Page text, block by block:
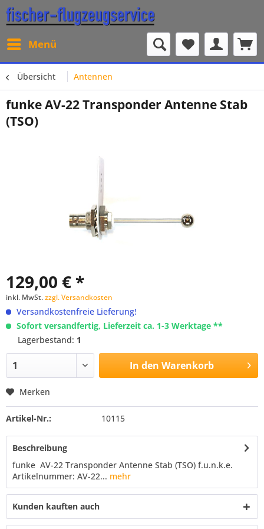
Menü
Übersicht Antennen
funke AV-22 Transponder Antenne Stab
(TSO)
129,00 € *
inkl. MwSt.zzgl. Versandkosten
Versandkostenfreie Lieferung!
Sofort versandfertig, Lieferzeit ca. 1-3 Werktage **
Lagerbestand: 1
In den Warenkorb
Merken
Artikel-Nr.: 10115
Beschreibung
funke AV-22 Transponder Antenne Stab (TSO) f.u.n.k.e.
Artikelnummer: AV-22... mehr
Kunden kauften auch